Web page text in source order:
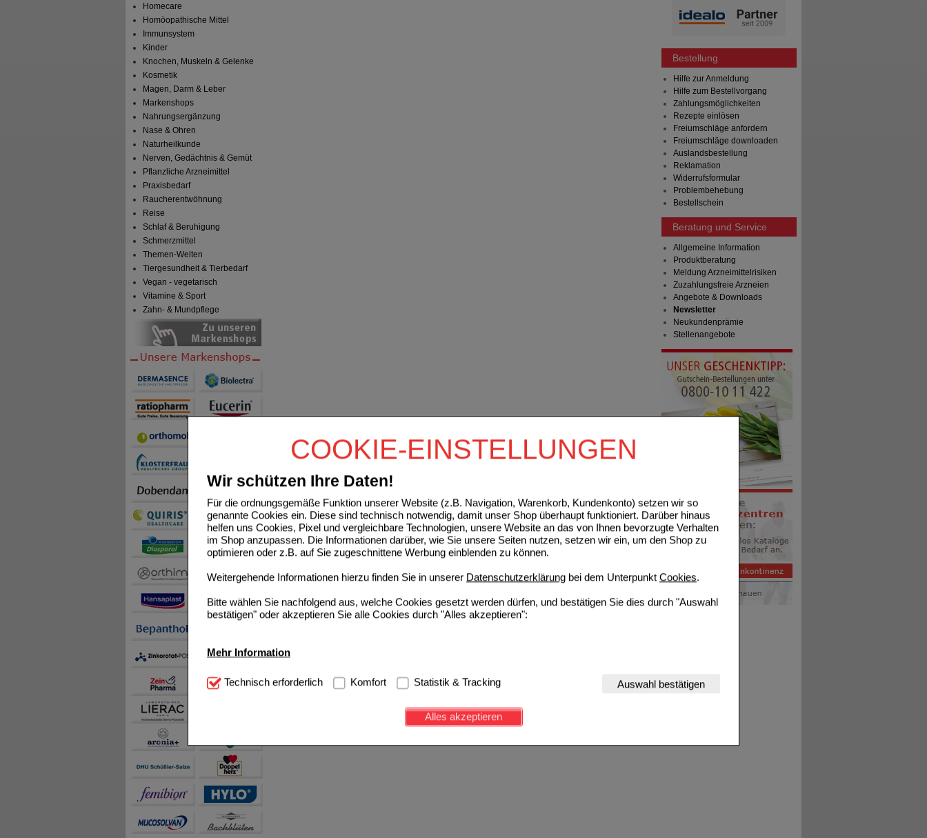
COOKIE-EINSTELLUNGEN
Wir schützen Ihre Daten!
Für die ordnungsgemäße Funktion unserer Website (z.B. Navigation, Warenkorb, Kundenkonto) setzen wir so
genannte Cookies ein. Diese sind technisch notwendig, damit unser Shop überhaupt funktioniert. Darüber hinaus
helfen uns Cookies, Pixel und vergleichbare Technologien, unsere Website an das von Ihnen bevorzugte Verhalten
im Shop anzupassen. Die Informationen darüber, wie Sie unsere Seiten nutzen, setzen wir ein, um den Shop zu
optimieren oder z.B. auf Sie zugeschnittene Werbung einblenden zu können.
Weitergehende Informationen hierzu finden Sie in unserer Datenschutzerklärung bei dem Unterpunkt Cookies.
Bitte wählen Sie nachfolgend aus, welche Cookies gesetzt werden dürfen, und bestätigen Sie dies durch "Auswahl
bestätigen" oder akzeptieren Sie alle Cookies durch "Alles akzeptieren":
Mehr Information
Technisch Notwendig: Hierbei handelt es sich um Cookies, die für die Grundfunktionen unserer Website
notwendig sind (z.B. Navigation, Warenkorb, Kundenkonto), weshalb auf diese nicht verzichtet werden kann.
Diese Cookies werden genutzt um das Einkaufserlebnis noch ansprechender zu gestalten,
beispielsweise für die Wiedererkennung des Besuchers oder unsere Seite an bevorzugte Verhaltensweisen (z.B.
Inhalte anzuzeigen und unser Partnerprogramm zu betreiben.
Statistik & Tracking:
sammeln, mit deren Hilfe wir unsere Website weiter für Sie optimieren können, den Inhalt auf unserer Website aber
auch die Werbung auf Drittseiten möglichst relevant für Sie zu gestalten. Bitte beachten Sie, dass Daten hierfür
teilweise an Dritte wie z.B. Google oder soziale Medien übertragen werden.
Technisch erforderlich Komfort Statistik & Tracking Auswahl bestätigen
Alles akzeptieren
Homecare
Homöopathische Mittel
Immunsystem
Kinder
Knochen, Muskeln & Gelenke
Kosmetik
Magen, Darm & Leber
Markenshops
Nahrungsergänzung
Nase & Ohren
Naturheilkunde
Nerven, Gedächtnis & Gemüt
Pflanzliche Arzneimittel
Praxisbedarf
Raucherentwöhnung
Reise
Schlaf & Beruhigung
Schmerzmittel
Themen-Welten
Tiergesundheit & Tierbedarf
Vegan - vegetarisch
Vitamine & Sport
Zahn- & Mundpflege
Bestellung
Hilfe zur Anmeldung
Hilfe zum Bestellvorgang
Zahlungsmöglichkeiten
Rezepte einlösen
Freiumschläge anfordern
Freiumschläge downloaden
Auslandsbestellung
Reklamation
Widerrufsformular
Problembehebung
Bestellschein
Beratung und Service
Allgemeine Information
Produktberatung
Meldung Arzneimittelrisiken
Zuzahlungsfreie Arzneien
Angebote & Downloads
Newsletter
Neukundenprämie
Stellenangebote